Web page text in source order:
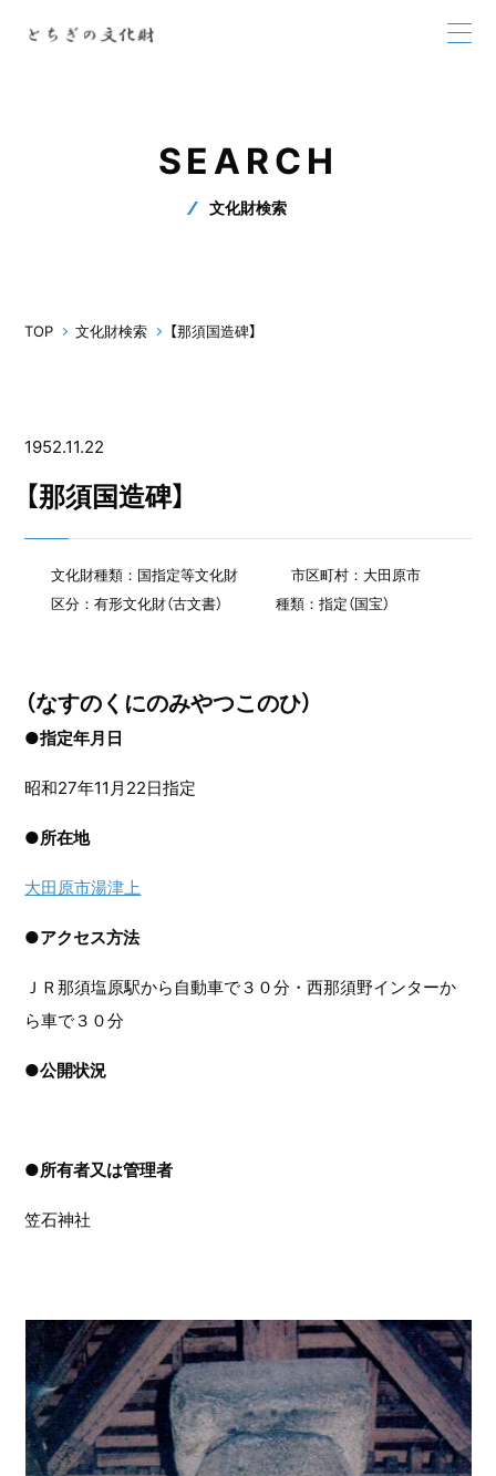
SEARCH
文化財検索
TOP 文化財検索 【那須国造碑】
1952.11.22
【那須国造碑】
文化財種類：国指定等文化財
市区町村：大田原市
区分：有形文化財（古文書）
種類：指定（国宝）
（なすのくにのみやつこのひ）
●指定年月日
昭和27年11月22日指定
●所在地
大田原市湯津上
●アクセス方法
ＪＲ那須塩原駅から自動車で３０分・西那須野インターか
ら車で３０分
●公開状況
●所有者又は管理者
笠石神社